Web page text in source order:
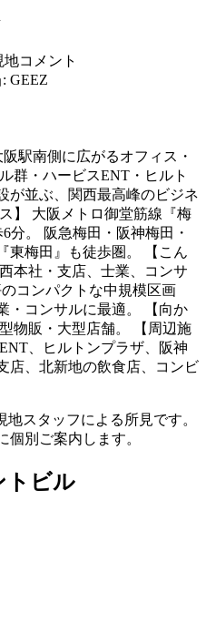
コメント
GEEZ
駅南側に広がるオフィス・
群・ハービスENT・ヒルト
が並ぶ、関西最高峰のビジネ
】 大阪メトロ御堂筋線『梅
分。 阪急梅田・阪神梅田・
東梅田』も徒歩圏。 【こん
本社・支店、士業、コンサ
コンパクトな中規模区画
・コンサルに最適。 【向か
物販・大型店舗。 【周辺施
、ヒルトンプラザ、阪神
店、北新地の飲食店、コンビ
スタッフによる所見です。
別ご案内します。
トビル